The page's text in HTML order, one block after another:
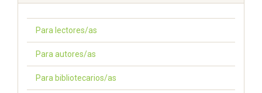
Para lectores/as
Para autores/as
Para bibliotecarios/as